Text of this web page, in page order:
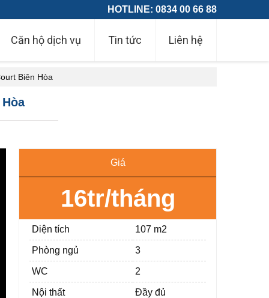
HOTLINE: 0834 00 66 88
Căn hộ dịch vụ Tin tức Liên hệ
Biên Hòa
Giá
16tr/tháng
Diện tích 107 m2
Phòng ngủ 3
WC 2
Nội thất Đầy đủ